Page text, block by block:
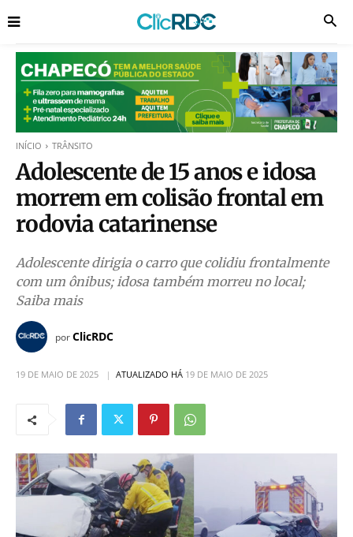
INÍCIO TRÂNSITO
Adolescente de 15 anos e idosa
morrem em colisão frontal em
rodovia catarinense
Adolescente dirigia o carro que colidiu frontalmente
com um ônibus; idosa também morreu no local;
Saiba mais
porClicRDC
19 DE MAIO DE 2025 ATUALIZADO HÁ 19 DE MAIO DE 2025